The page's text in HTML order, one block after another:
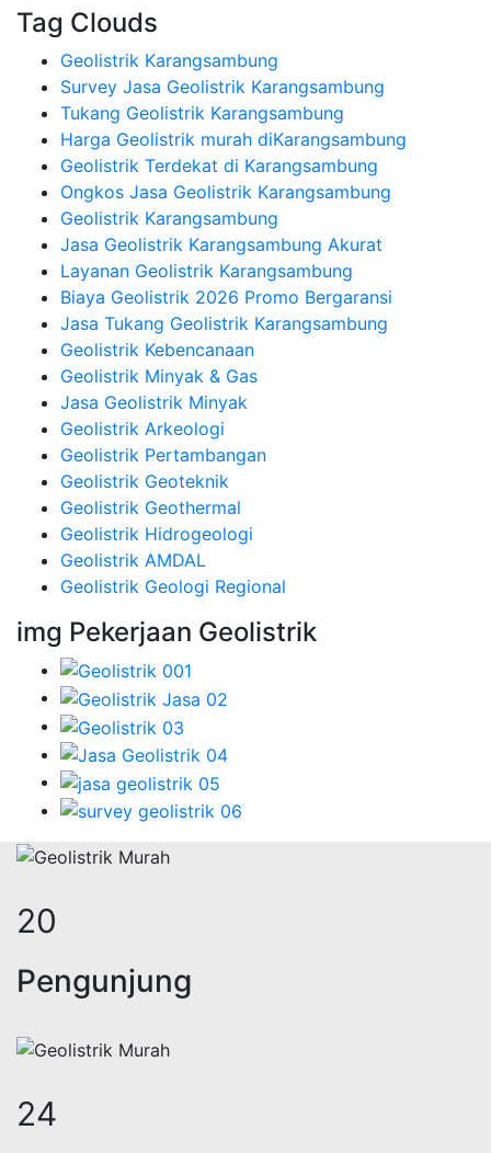
Tag Clouds
Geolistrik Karangsambung
Survey Jasa Geolistrik Karangsambung
Tukang Geolistrik Karangsambung
Harga Geolistrik murah diKarangsambung
Geolistrik Terdekat di Karangsambung
Ongkos Jasa Geolistrik Karangsambung
Geolistrik Karangsambung
Jasa Geolistrik Karangsambung Akurat
Layanan Geolistrik Karangsambung
Biaya Geolistrik 2026 Promo Bergaransi
Jasa Tukang Geolistrik Karangsambung
Geolistrik Kebencanaan
Geolistrik Minyak & Gas
Jasa Geolistrik Minyak
Geolistrik Arkeologi
Geolistrik Pertambangan
Geolistrik Geoteknik
Geolistrik Geothermal
Geolistrik Hidrogeologi
Geolistrik AMDAL
Geolistrik Geologi Regional
img Pekerjaan Geolistrik
25
Pengunjung
31